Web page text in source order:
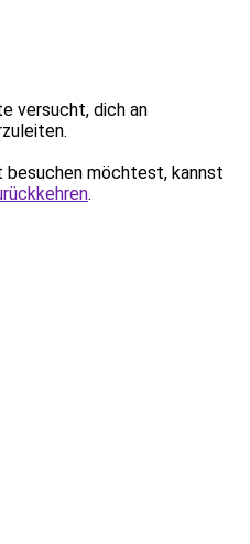
versucht, dich an
besuchen möchtest, kannst
.